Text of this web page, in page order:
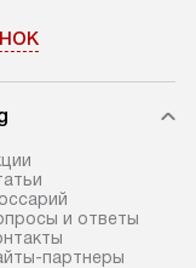
и ответы
партнеры